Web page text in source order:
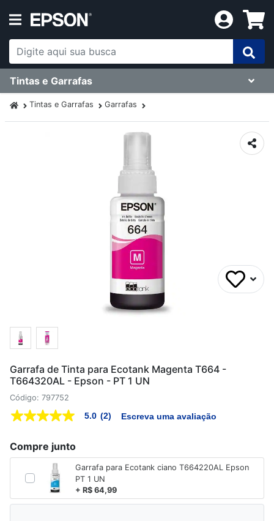
Tintas e Garrafas
Tintas e Garrafas Garrafas
Garrafa de Tinta para Ecotank Magenta T664 -
T664320AL - Epson - PT 1 UN
Código: 797752
5.0
5
estrelas,
valor
avaliação.
Read
2
5.0 (2) Escreva uma avaliação
Compre junto
Garrafa para Ecotank ciano T664220AL Epson
PT 1 UN
+ R$ 64,99